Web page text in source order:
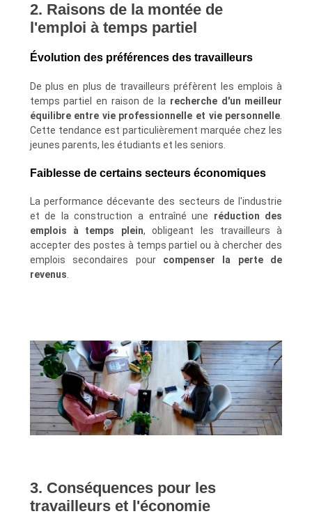
2. Raisons de la montée de
l'emploi à temps partiel
Évolution des préférences des travailleurs
De plus en plus de travailleurs préfèrent les emplois à
temps partiel en raison de la recherche d'un meilleur
équilibre entre vie professionnelle et vie personnelle
Cette tendance est particulièrement marquée chez les
jeunes parents, les étudiants et les seniors.
Faiblesse de certains secteurs économiques
La performance décevante des secteurs de l'industrie
et de la construction a entraîné une réduction des
emplois à temps plein, obligeant les travailleurs à
accepter des postes à temps partiel ou à chercher des
emplois secondaires pour compenser la perte de
revenus
3. Conséquences pour les
travailleurs et l'économie